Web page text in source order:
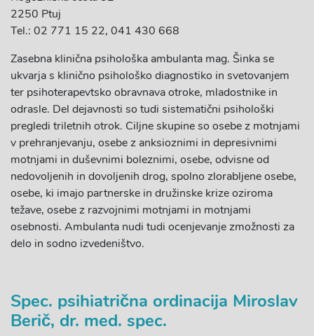
2250 Ptuj
Tel.: 02 771 15 22, 041 430 668
Zasebna klinična psihološka ambulanta mag. Šinka se
ukvarja s klinično psihološko diagnostiko in svetovanjem
ter psihoterapevtsko obravnava otroke, mladostnike in
odrasle. Del dejavnosti so tudi sistematični psihološki
pregledi triletnih otrok. Ciljne skupine so osebe z motnjami
v prehranjevanju, osebe z anksioznimi in depresivnimi
motnjami in duševnimi boleznimi, osebe, odvisne od
nedovoljenih in dovoljenih drog, spolno zlorabljene osebe,
osebe, ki imajo partnerske in družinske krize oziroma
težave, osebe z razvojnimi motnjami in motnjami
osebnosti. Ambulanta nudi tudi ocenjevanje zmožnosti za
delo in sodno izvedeništvo.
Spec. psihiatrična ordinacija Miroslav
Berič, dr. med. spec.